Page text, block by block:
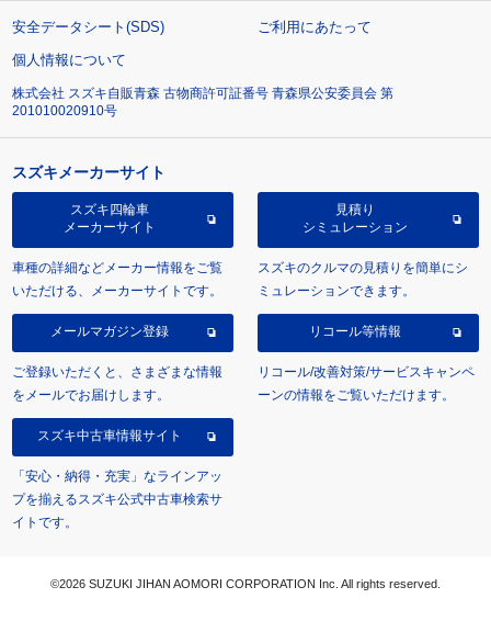
安全データシート(SDS)
ご利用にあたって
個人情報について
株式会社 スズキ自販青森 古物商許可証番号 青森県公安委員会 第
201010020910号
スズキメーカーサイト
スズキ四輪車
メーカーサイト
車種の詳細などメーカー情報をご覧
いただける、メーカーサイトです。
見積り
シミュレーション
スズキのクルマの見積りを簡単にシ
ミュレーションできます。
メールマガジン登録
ご登録いただくと、さまざまな情報
をメールでお届けします。
リコール等情報
リコール/改善対策/サービスキャンペ
ーンの情報をご覧いただけます。
スズキ中古車情報サイト
「安心・納得・充実」なラインアッ
プを揃えるスズキ公式中古車検索サ
イトです。
©2026 SUZUKI JIHAN AOMORI CORPORATION Inc. All rights reserved.